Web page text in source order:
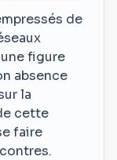
de
figure
absence
la
cette
faire